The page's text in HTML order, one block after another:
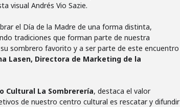
visual Andrés Vio Sazie.
el Día de la Madre de una forma distinta,
tradiciones que forman parte de nuestra
sombrero favorito y a ser parte de este encuentro
Lasen, Directora de Marketing de la
Cultural La Sombrerería, destaca el valor
de nuestro centro cultural es rescatar y difundir